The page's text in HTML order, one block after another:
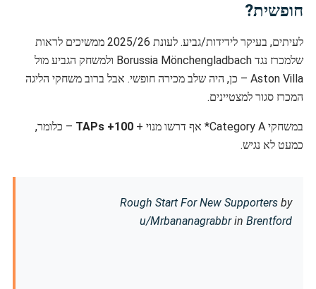
חופשית?
לעיתים, בעיקר לידידות/גביע. לעונת 2025/26 ממשיכים לראות
שלמכרז נגד Borussia Mönchengladbach ולמשחק הגביע מול
Aston Villa – כן, היה שלב מכירה חופשי. אבל ברוב משחקי הליגה
המכרז סגור למצטיינים.
במשחקי Category A* אף דרשו מנוי + 100+ TAPs
– כלומר,
כמעט לא נגיש.
Rough Start For New Supporters by
u/Mrbananagrabbrin Brentford